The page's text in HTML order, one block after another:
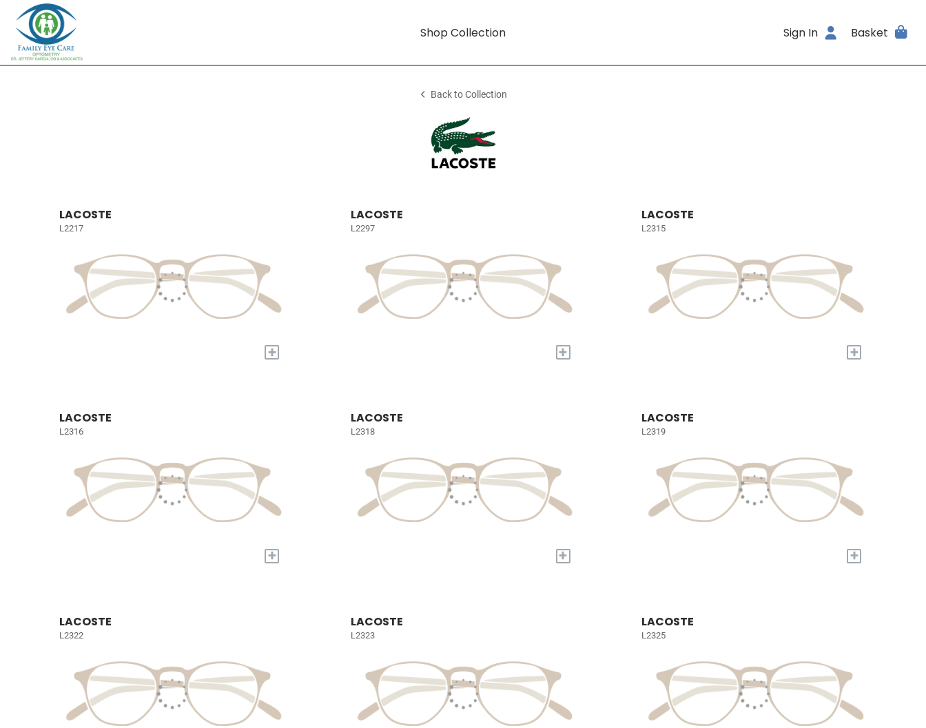
Shop Collection Sign In Basket
Back to Collection
LACOSTE
L2217
+
LACOSTE
L2297
+
LACOSTE
L2315
+
LACOSTE
L2316
+
LACOSTE
L2318
+
LACOSTE
L2319
+
LACOSTE
L2322
LACOSTE
L2323
LACOSTE
L2325